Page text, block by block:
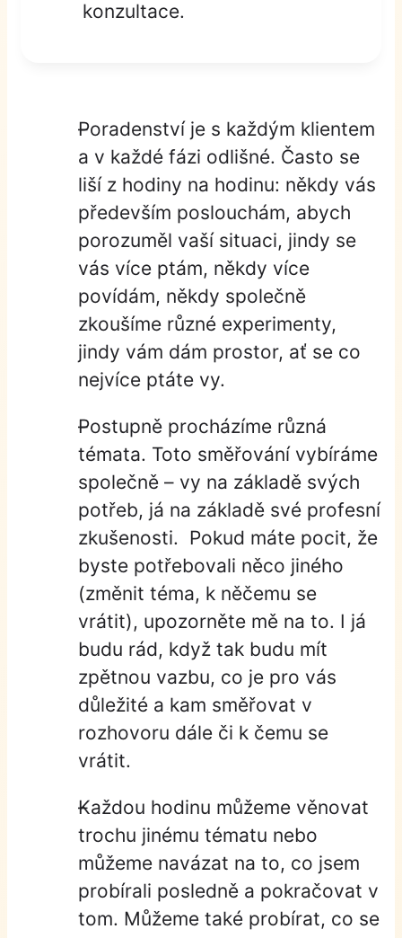
konzultace.
Poradenství je s každým klientem
a v každé fázi odlišné. Často se
liší z hodiny na hodinu: někdy vás
především poslouchám, abych
porozuměl vaší situaci, jindy se
vás více ptám, někdy více
povídám, někdy společně
zkoušíme různé experimenty,
jindy vám dám prostor, ať se co
nejvíce ptáte vy.
Postupně procházíme různá
témata. Toto směřování vybíráme
společně – vy na základě svých
potřeb, já na základě své profesní
zkušenosti. Pokud máte pocit, že
byste potřebovali něco jiného
(změnit téma, k něčemu se
vrátit), upozorněte mě na to. I já
budu rád, když tak budu mít
zpětnou vazbu, co je pro vás
důležité a kam směřovat v
rozhovoru dále či k čemu se
vrátit.
Každou hodinu můžeme věnovat
trochu jinému tématu nebo
můžeme navázat na to, co jsem
probírali posledně a pokračovat v
tom. Můžeme také probírat, co se